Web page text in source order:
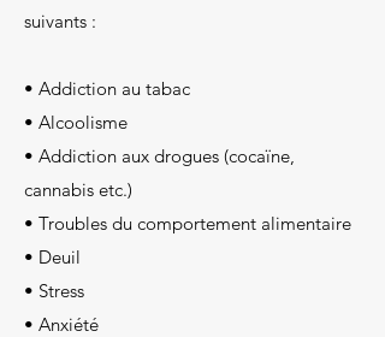
suivants :
• Addiction au tabac
• Alcoolisme
• Addiction aux drogues (cocaïne,
cannabis etc.)
• Troubles du comportement alimentaire
• Deuil
• Stress
• Anxiété